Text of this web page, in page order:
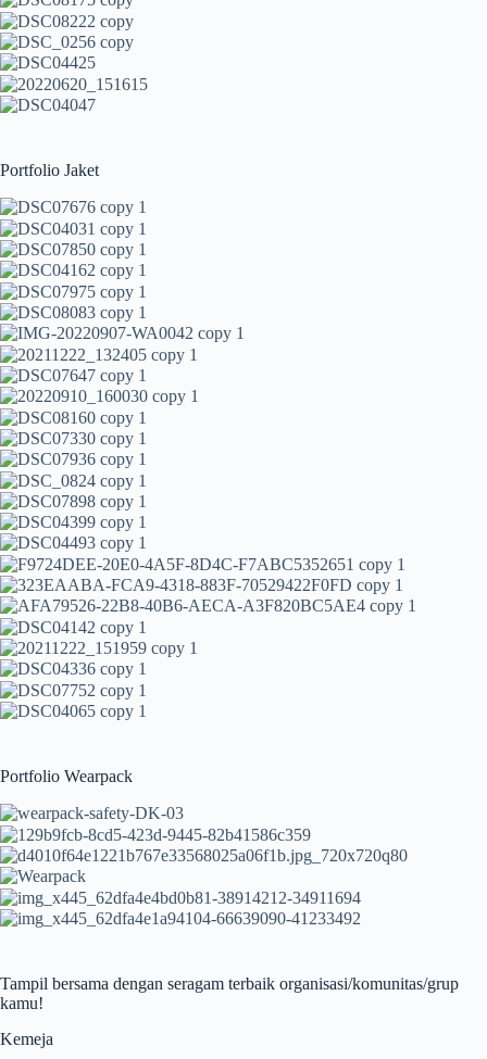
Portfolio Jaket
Portfolio Wearpack
Tampil bersama dengan seragam terbaik organisasi/komunitas/grup
kamu!
Kemeja